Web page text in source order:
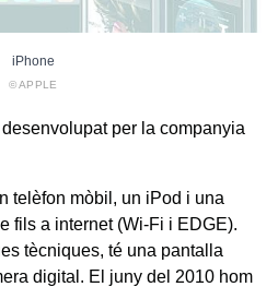
iPhone
© APPLE
per la companyia
telèfon mòbil, un iPod i una
fils a internet (Wi-Fi i EDGE).
tècniques, té una pantalla
digital. El juny del 2010 hom